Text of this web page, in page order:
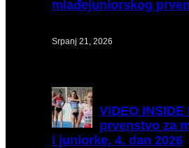
mlađejuniorskog
Srpanj 21, 2026
VIDEO
prvenstvo za
i juniorke, 4. dan 2026